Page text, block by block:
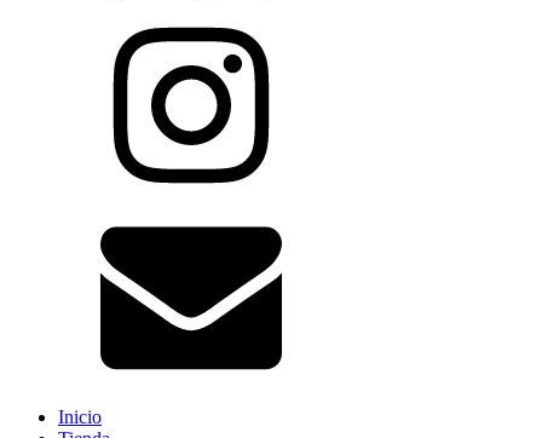
Inicio